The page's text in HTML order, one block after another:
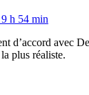
9 h 54 min
d’accord avec
plus réaliste.